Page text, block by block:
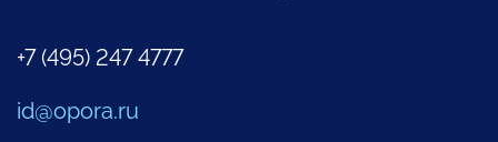
+7 (495) 247 4777
id@opora.ru